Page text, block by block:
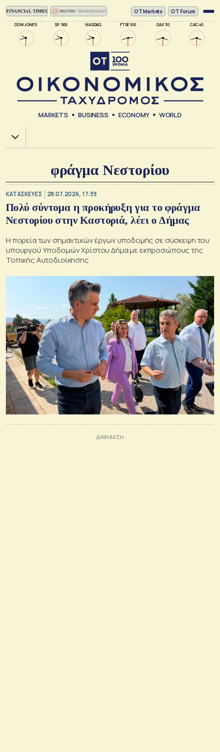
DOW JONES SP 500 NASDAQ FTSE 100 DAX 30 CAC 40
ΟΤ Markets OT Forum
MARKETS BUSINESS ECONOMY WORLD
Χ.Α.
φράγμα Νεστορίου
ΚΑΤΑΣΚΕΥΕΣ 28.07.2026, 17:39
Πολύ σύντομα η προκήρυξη για το φράγμα
Νεστορίου στην Καστοριά, λέει ο Δήμας
H πορεία των σημαντικών έργων υποδομής σε σύσκεψη του
υπουργού Υποδομών Χρίστου Δήμα με εκπροσώπους της
Τοπικής Αυτοδιοίκησης